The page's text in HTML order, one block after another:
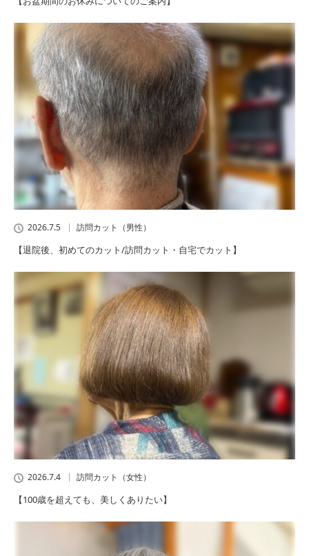
2026.7.5 訪問カット（男性）
【退院後、初めてのカット/訪問カット・自宅でカット】
2026.7.4 訪問カット（女性）
【100歳を超えても、美しくありたい】